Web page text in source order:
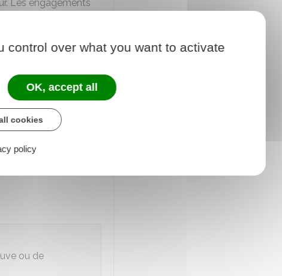
Les engagements
que l'acheteur signe
bail en coursqu'à
place.
convention
ou de
over what you want to activate
OK, accept all
cookies
policy